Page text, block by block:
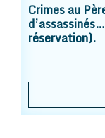
Crimes au
réservation).